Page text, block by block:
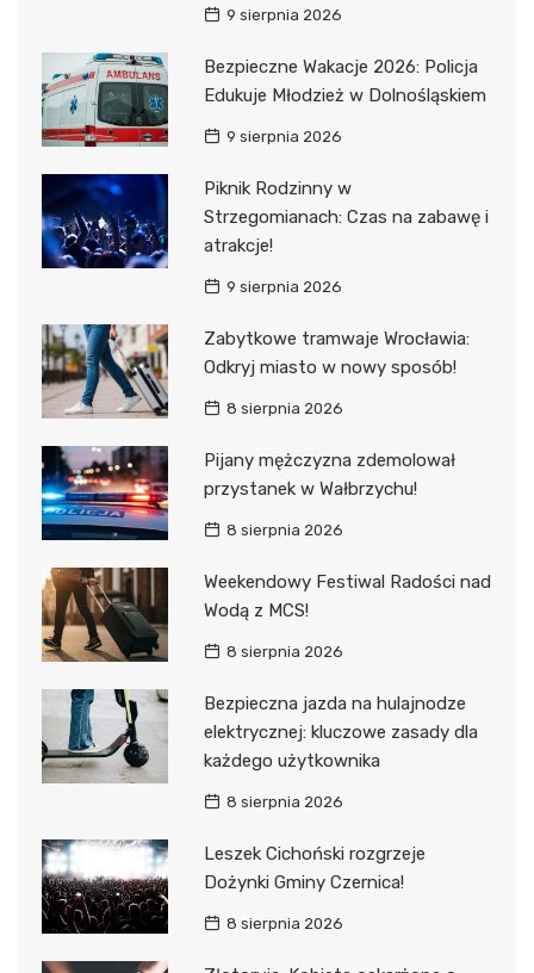
9 sierpnia 2026
Bezpieczne Wakacje 2026: Policja
Edukuje Młodzież w Dolnośląskiem
9 sierpnia 2026
Piknik Rodzinny w
Strzegomianach: Czas na zabawę i
atrakcje!
9 sierpnia 2026
Zabytkowe tramwaje Wrocławia:
Odkryj miasto w nowy sposób!
8 sierpnia 2026
Pijany mężczyzna zdemolował
przystanek w Wałbrzychu!
8 sierpnia 2026
Weekendowy Festiwal Radości nad
Wodą z MCS!
8 sierpnia 2026
Bezpieczna jazda na hulajnodze
elektrycznej: kluczowe zasady dla
każdego użytkownika
8 sierpnia 2026
Leszek Cichoński rozgrzeje
Dożynki Gminy Czernica!
8 sierpnia 2026